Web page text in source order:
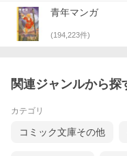
青年マンガ
(194,223件)
関連ジャンルから探
カテゴリ
コミック文庫その他